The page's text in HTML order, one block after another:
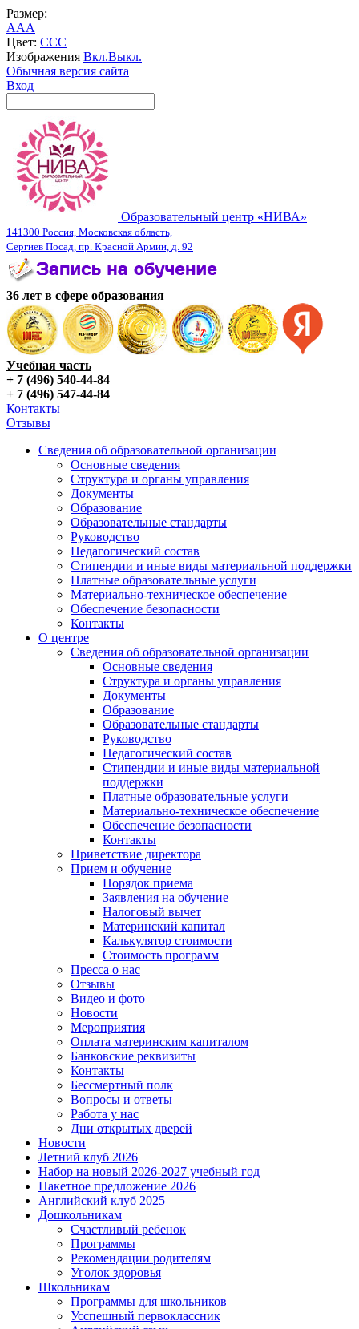
Размер:
AAA
Цвет: CCC
Изображения Вкл.Выкл.
Обычная версия сайта
Вход
Образовательный центр «НИВА»
141300 Россия, Московская область,
Сергиев Посад, пр. Красной Армии, д. 92
36 лет в сфере образования
Учебная часть
+ 7 (496) 540-44-84
+ 7 (496) 547-44-84
Контакты
Отзывы
Сведения об образовательной организации
Основные сведения
Структура и органы управления
Документы
Образование
Образовательные стандарты
Руководство
Педагогический состав
Стипендии и иные виды материальной поддержки
Платные образовательные услуги
Материально-техническое обеспечение
Обеспечение безопасности
Контакты
О центре
Сведения об образовательной организации
Основные сведения
Структура и органы управления
Документы
Образование
Образовательные стандарты
Руководство
Педагогический состав
Стипендии и иные виды материальной
поддержки
Платные образовательные услуги
Материально-техническое обеспечение
Обеспечение безопасности
Контакты
Приветствие директора
Прием и обучение
Порядок приема
Заявления на обучение
Налоговый вычет
Материнский капитал
Калькулятор стоимости
Стоимость программ
Пресса о нас
Отзывы
Видео и фото
Новости
Мероприятия
Оплата материнским капиталом
Банковские реквизиты
Контакты
Бессмертный полк
Вопросы и ответы
Работа у нас
Дни открытых дверей
Новости
Летний клуб 2026
Набор на новый 2026-2027 учебный год
Пакетное предложение 2026
Английский клуб 2025
Дошкольникам
Счастливый ребенок
Программы
Рекомендации родителям
Уголок здоровья
Школьникам
Программы для школьников
Усспешный первоклассник